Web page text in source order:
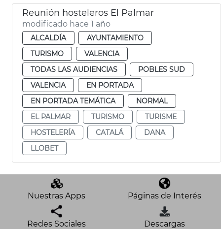
Reunión hosteleros El Palmar
modificado hace 1 año
ALCALDÍA
AYUNTAMIENTO
TURISMO
VALENCIA
TODAS LAS AUDIENCIAS
POBLES SUD
VALENCIA
EN PORTADA
EN PORTADA TEMÁTICA
NORMAL
EL PALMAR
TURISMO
TURISME
HOSTELERÍA
CATALÁ
DANA
LLOBET
Nuestras Apps Páginas de Interés
Redes Sociales Descargas